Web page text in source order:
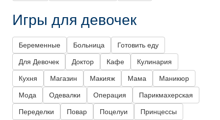
Игры для девочек
Беременные Больница Готовить еду
Для Девочек Доктор Кафе Кулинария
Кухня Магазин Макияж Мама Маникюр
Мода Одевалки Операция Парикмахерская
Переделки Повар Поцелуи Принцессы